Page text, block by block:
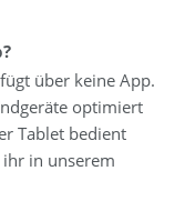
über keine App.
optimiert
Tablet bedient
in unserem